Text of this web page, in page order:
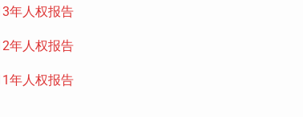
年人权报告
年人权报告
年人权报告